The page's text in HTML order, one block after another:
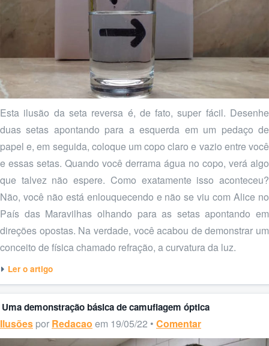
Esta ilusão da seta reversa é, de fato, super fácil. Desenhe
duas setas apontando para a esquerda em um pedaço de
papel e, em seguida, coloque um copo claro e vazio entre você
e essas setas. Quando você derrama água no copo, verá algo
que talvez não espere. Como exatamente isso aconteceu?
Não, você não está enlouquecendo e não se viu com Alice no
País das Maravilhas olhando para as setas apontando em
direções opostas. Na verdade, você acabou de demonstrar um
conceito de física chamado refração, a curvatura da luz.
Ler o artigo
Uma demonstração básica de camuflagem óptica
Ilusões por Redacao em 19/05/22 • Comentar